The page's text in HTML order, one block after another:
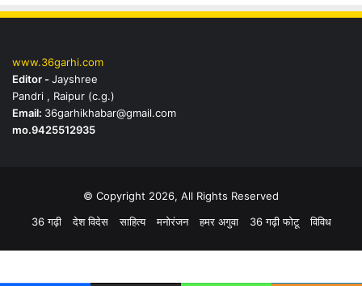
www.36garhi.com
Editor -Jayshree
Pandri , Raipur (c.g.)
Email: 36garhikhabar@gmail.com
mo.9425512935
© Copyright 2026, All Rights Reserved
36 गढ़ी
देश विदेस साहित्य मनोरंजन हमर अगुवा 36 गढ़ी फोटू विविध